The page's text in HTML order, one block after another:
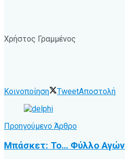
Χρήστος Γραμμένος
Κοινοποίηση TweetΑποστολή
Προηγούμενο Άρθρο
Μπάσκετ: Το… Φύλλο